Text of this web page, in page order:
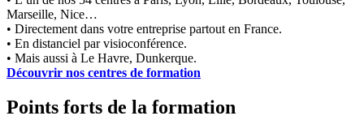
Marseille, Nice…
• Directement dans votre entreprise partout en France.
• En distanciel par visioconférence.
• Mais aussi à Le Havre, Dunkerque.
Découvrir nos centres de formation
Points forts de la formation